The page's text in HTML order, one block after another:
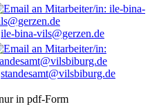
ile-bina-vils@gerzen.de
standesamt@vilsbiburg.de